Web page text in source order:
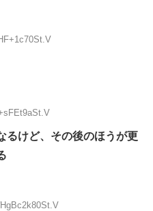
るけど、その後のほうが更